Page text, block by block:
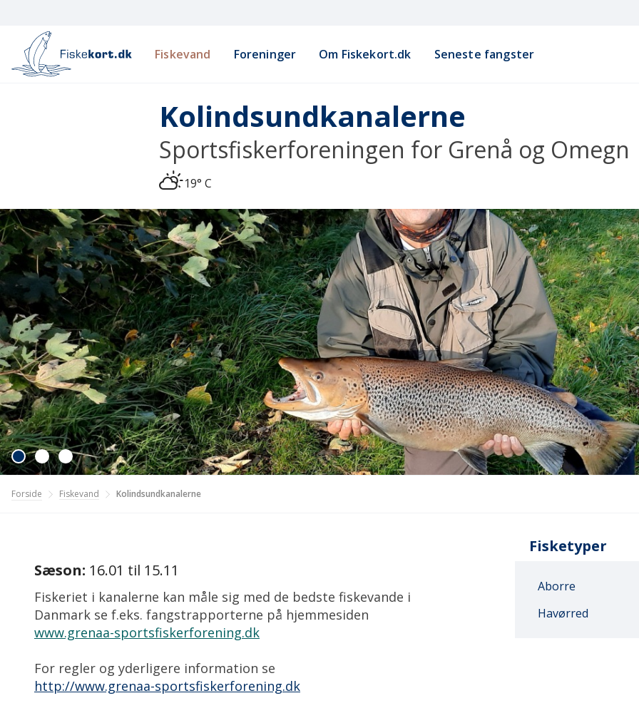
Fiskevand Foreninger Om Fiskekort.dk Seneste fangster
Kolindsundkanalerne
Sportsfiskerforeningen for Grenå og Omegn
19° C
Forside Fiskevand Kolindsundkanalerne
Sæson: 16.01 til 15.11
Fiskeriet i kanalerne kan måle sig med de bedste fiskevande i
Danmark se f.eks. fangstrapporterne på hjemmesiden
www.grenaa-sportsfiskerforening.dk
For regler og yderligere information se
http://www.grenaa-sportsfiskerforening.dk
Fisketyper
Aborre
Havørred